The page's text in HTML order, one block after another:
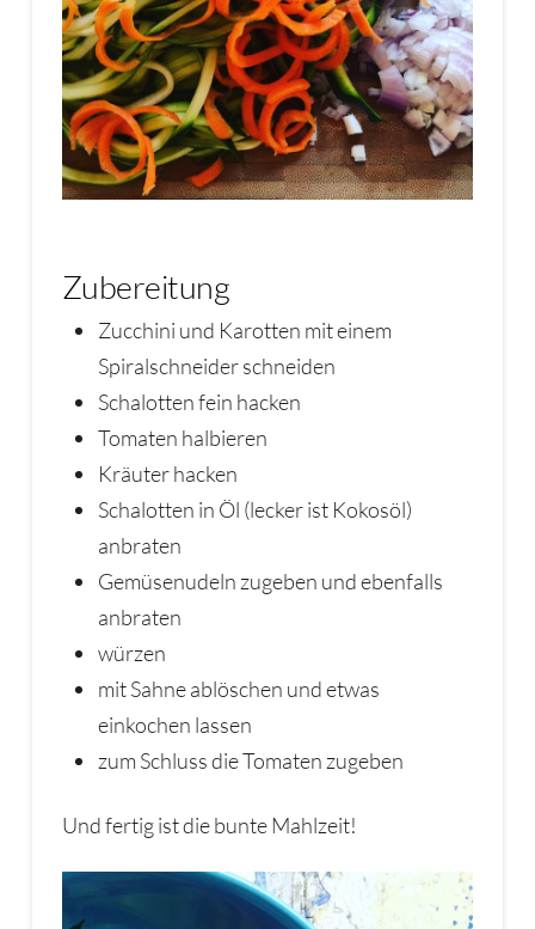
Zubereitung
Zucchini und Karotten mit einem
Spiralschneider schneiden
Schalotten fein hacken
Tomaten halbieren
Kräuter hacken
Schalotten in Öl (lecker ist Kokosöl)
anbraten
Gemüsenudeln zugeben und ebenfalls
anbraten
würzen
mit Sahne ablöschen und etwas
einkochen lassen
zum Schluss die Tomaten zugeben
Und fertig ist die bunte Mahlzeit!